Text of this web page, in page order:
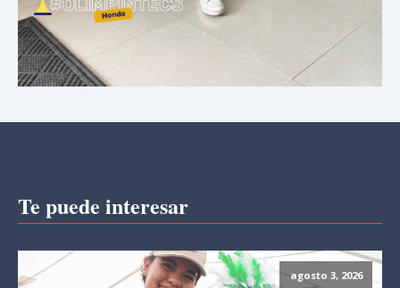
Te puede interesar
agosto 3, 2026